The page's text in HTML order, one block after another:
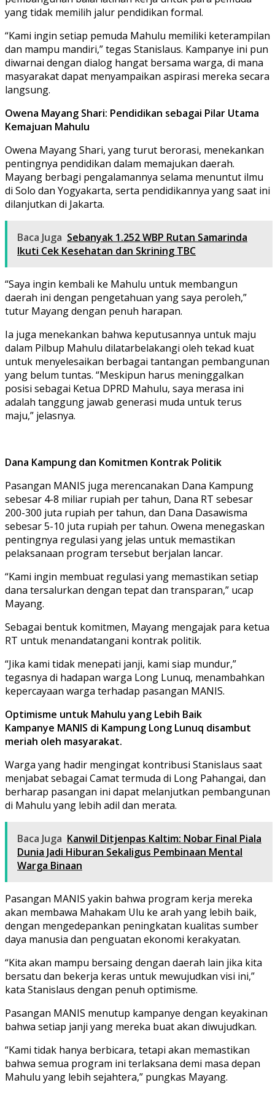
yang tidak memilih jalur pendidikan formal.
“Kami ingin setiap pemuda Mahulu memiliki keterampilan
dan mampu mandiri,” tegas Stanislaus. Kampanye ini pun
diwarnai dengan dialog hangat bersama warga, di mana
masyarakat dapat menyampaikan aspirasi mereka secara
langsung.
Owena Mayang Shari: Pendidikan sebagai Pilar Utama
Kemajuan Mahulu
Owena Mayang Shari, yang turut berorasi, menekankan
pentingnya pendidikan dalam memajukan daerah.
Mayang berbagi pengalamannya selama menuntut ilmu
di Solo dan Yogyakarta, serta pendidikannya yang saat ini
dilanjutkan di Jakarta.
Baca Juga Sebanyak 1.252 WBP Rutan Samarinda
Ikuti Cek Kesehatan dan Skrining TBC
“Saya ingin kembali ke Mahulu untuk membangun
daerah ini dengan pengetahuan yang saya peroleh,”
tutur Mayang dengan penuh harapan.
Ia juga menekankan bahwa keputusannya untuk maju
dalam Pilbup Mahulu dilatarbelakangi oleh tekad kuat
untuk menyelesaikan berbagai tantangan pembangunan
yang belum tuntas. “Meskipun harus meninggalkan
posisi sebagai Ketua DPRD Mahulu, saya merasa ini
adalah tanggung jawab generasi muda untuk terus
maju,” jelasnya.
Dana Kampung dan Komitmen Kontrak Politik
Pasangan MANIS juga merencanakan Dana Kampung
sebesar 4-8 miliar rupiah per tahun, Dana RT sebesar
200-300 juta rupiah per tahun, dan Dana Dasawisma
sebesar 5-10 juta rupiah per tahun. Owena menegaskan
pentingnya regulasi yang jelas untuk memastikan
pelaksanaan program tersebut berjalan lancar.
“Kami ingin membuat regulasi yang memastikan setiap
dana tersalurkan dengan tepat dan transparan,” ucap
Mayang.
Sebagai bentuk komitmen, Mayang mengajak para ketua
RT untuk menandatangani kontrak politik.
“Jika kami tidak menepati janji, kami siap mundur,”
tegasnya di hadapan warga Long Lunuq, menambahkan
kepercayaan warga terhadap pasangan MANIS.
Optimisme untuk Mahulu yang Lebih Baik
Kampanye MANIS di Kampung Long Lunuq disambut
meriah oleh masyarakat.
Warga yang hadir mengingat kontribusi Stanislaus saat
menjabat sebagai Camat termuda di Long Pahangai, dan
berharap pasangan ini dapat melanjutkan pembangunan
di Mahulu yang lebih adil dan merata.
Baca Juga Kanwil Ditjenpas Kaltim: Nobar Final Piala
Dunia Jadi Hiburan Sekaligus Pembinaan Mental
Warga Binaan
Pasangan MANIS yakin bahwa program kerja mereka
akan membawa Mahakam Ulu ke arah yang lebih baik,
dengan mengedepankan peningkatan kualitas sumber
daya manusia dan penguatan ekonomi kerakyatan.
“Kita akan mampu bersaing dengan daerah lain jika kita
bersatu dan bekerja keras untuk mewujudkan visi ini,”
kata Stanislaus dengan penuh optimisme.
Pasangan MANIS menutup kampanye dengan keyakinan
bahwa setiap janji yang mereka buat akan diwujudkan.
“Kami tidak hanya berbicara, tetapi akan memastikan
bahwa semua program ini terlaksana demi masa depan
Mahulu yang lebih sejahtera,” pungkas Mayang.